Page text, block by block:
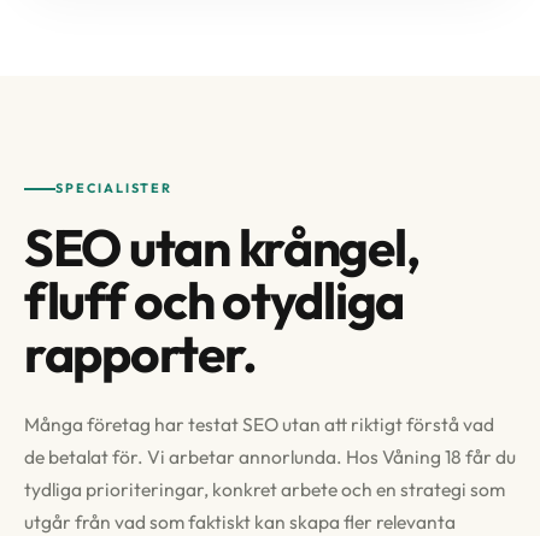
SPECIALISTER
SEO utan krångel,
fluff och otydliga
rapporter.
Många företag har testat SEO utan att riktigt förstå vad
de betalat för. Vi arbetar annorlunda. Hos Våning 18 får du
tydliga prioriteringar, konkret arbete och en strategi som
utgår från vad som faktiskt kan skapa fler relevanta